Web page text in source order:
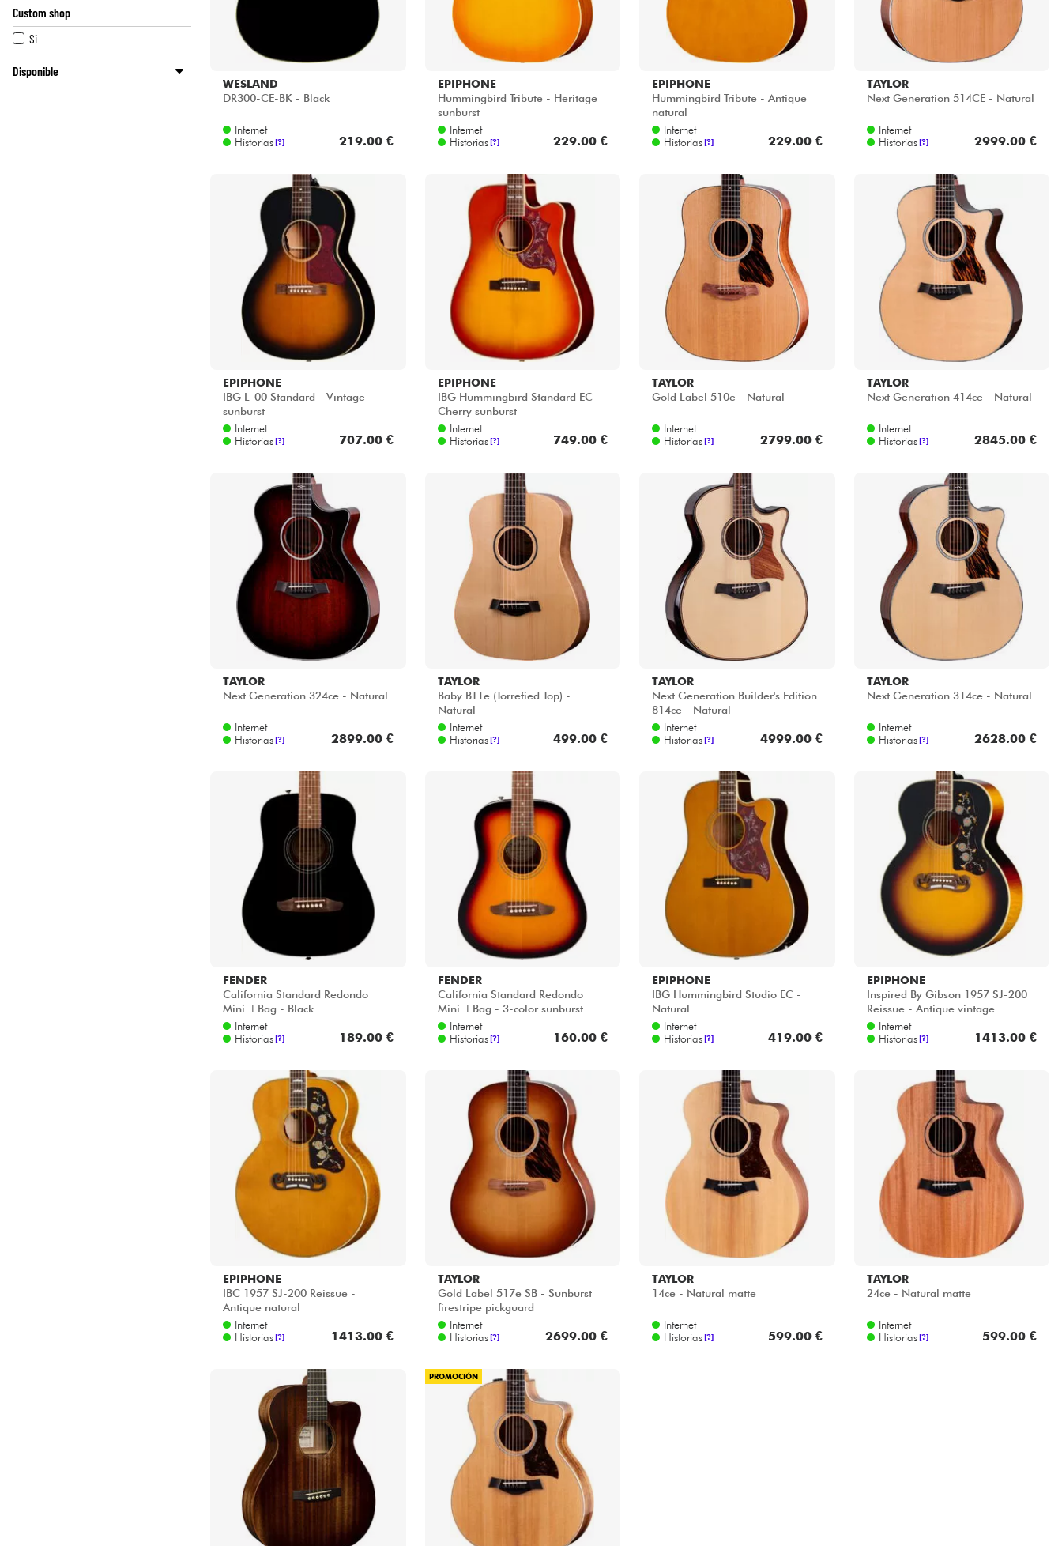
WESLAND
YAMAHA
Custom shop
Si
Disponible
WESLAND
DR300-CE-BK - Black
Internet
Historias [?] 219.00 €
EPIPHONE
Hummingbird Tribute - Heritage
sunburst
Internet
Historias [?] 229.00 €
EPIPHONE
Hummingbird Tribute - Antique
natural
Internet
Historias [?] 229.00 €
TAYLOR
Next Generation 514CE - Natural
Internet
Historias [?] 2999.00 €
EPIPHONE
IBG L-00 Standard - Vintage
sunburst
Internet
Historias [?] 707.00 €
EPIPHONE
IBG Hummingbird Standard EC -
Cherry sunburst
Internet
Historias [?] 749.00 €
TAYLOR
Gold Label 510e - Natural
Internet
Historias [?] 2799.00 €
TAYLOR
Next Generation 414ce - Natural
Internet
Historias [?] 2845.00 €
TAYLOR
Next Generation 324ce - Natural
Internet
Historias [?] 2899.00 €
TAYLOR
Baby BT1e (Torrefied Top) -
Natural
Internet
Historias [?] 499.00 €
TAYLOR
Next Generation Builder's Edition
814ce - Natural
Internet
Historias [?] 4999.00 €
TAYLOR
Next Generation 314ce - Natural
Internet
Historias [?] 2628.00 €
FENDER
California Standard Redondo
Mini +Bag - Black
Internet
Historias [?] 189.00 €
FENDER
California Standard Redondo
Mini +Bag - 3-color sunburst
Internet
Historias [?] 160.00 €
EPIPHONE
IBG Hummingbird Studio EC -
Natural
Internet
Historias [?] 419.00 €
EPIPHONE
Inspired By Gibson 1957 SJ-200
Reissue - Antique vintage
sunburst
Internet
Historias [?] 1413.00 €
EPIPHONE
IBC 1957 SJ-200 Reissue -
Antique natural
Internet
Historias [?] 1413.00 €
TAYLOR
Gold Label 517e SB - Sunburst
firestripe pickguard
Internet
Historias [?] 2699.00 €
TAYLOR
14ce - Natural matte
Internet
Historias [?] 599.00 €
TAYLOR
24ce - Natural matte
Internet
Historias [?] 599.00 €
PROMOCIÓN